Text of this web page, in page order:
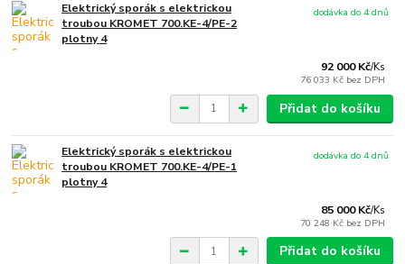
Elektrický sporák s elektrickou
troubou KROMET 700.KE-4/PE-2
plotny 4
92 000 Kč/Ks
76 033 Kč bez DPH
dodávka do 4 dnů
Přidat do košíku
Elektrický sporák s elektrickou
troubou KROMET 700.KE-4/PE-1
plotny 4
85 000 Kč/Ks
70 248 Kč bez DPH
dodávka do 4 dnů
Přidat do košíku